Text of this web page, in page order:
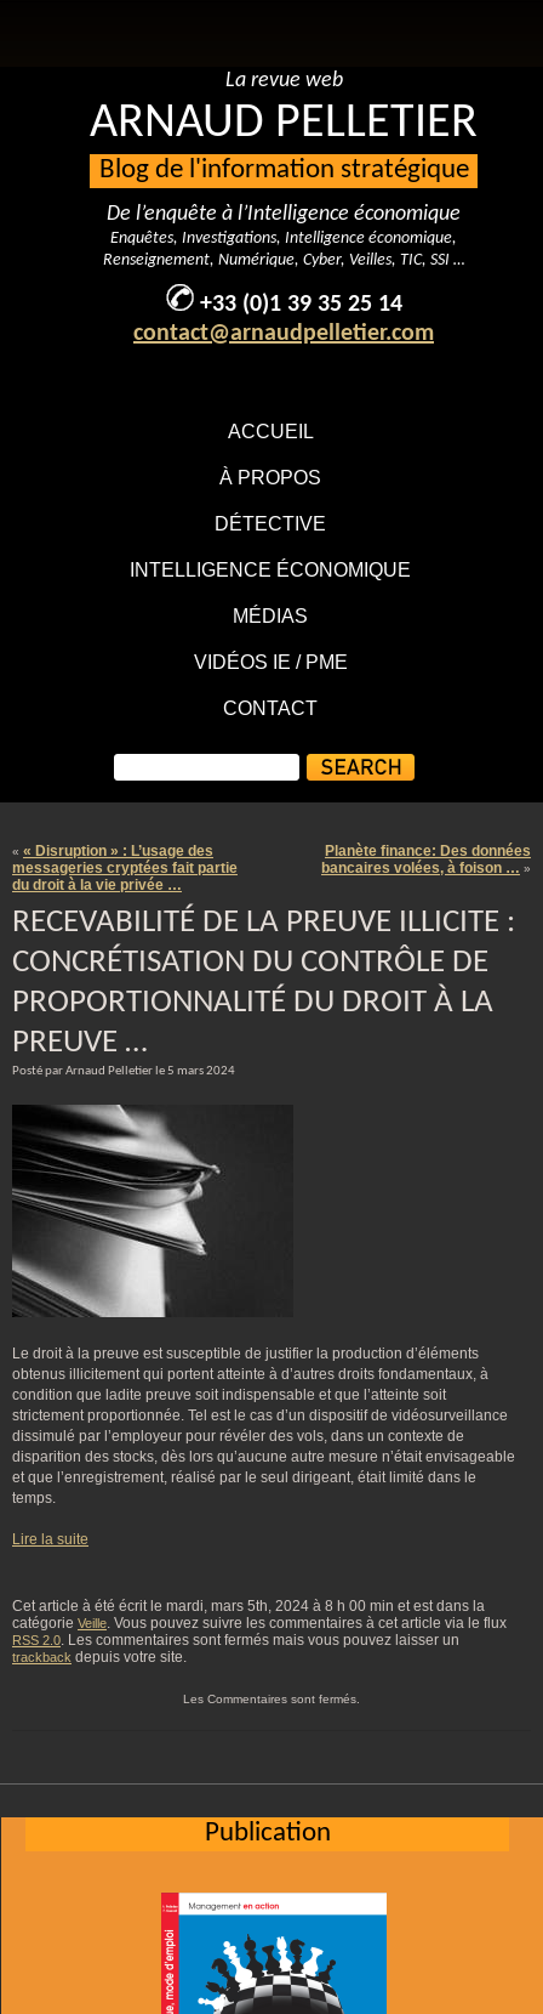
ACCUEIL
À PROPOS
DÉTECTIVE
INTELLIGENCE ÉCONOMIQUE
MÉDIAS
VIDÉOS IE / PME
CONTACT
La revue web
ARNAUD PELLETIER
Blog de l'information stratégique
De l’enquête à l’Intelligence économique
Enquêtes, Investigations, Intelligence économique,
Renseignement, Numérique, Cyber, Veilles, TIC, SSI …
+33 (0)1 39 35 25 14
contact@arnaudpelletier.com
« « Disruption » : L’usage des
messageries cryptées fait partie
du droit à la vie privée …
Planète finance: Des données
bancaires volées, à foison … »
RECEVABILITÉ DE LA PREUVE ILLICITE :
CONCRÉTISATION DU CONTRÔLE DE
PROPORTIONNALITÉ DU DROIT À LA
PREUVE …
Posté par Arnaud Pelletier le 5 mars 2024
Le droit à la preuve est susceptible de justifier la production d’éléments
obtenus illicitement qui portent atteinte à d’autres droits fondamentaux, à
condition que ladite preuve soit indispensable et que l’atteinte soit
strictement proportionnée. Tel est le cas d’un dispositif de vidéosurveillance
dissimulé par l’employeur pour révéler des vols, dans un contexte de
disparition des stocks, dès lors qu’aucune autre mesure n’était envisageable
et que l’enregistrement, réalisé par le seul dirigeant, était limité dans le
temps.
Lire la suite
Cet article à été écrit le mardi, mars 5th, 2024 à 8 h 00 min et est dans la
catégorie Veille. Vous pouvez suivre les commentaires à cet article via le flux
RSS 2.0. Les commentaires sont fermés mais vous pouvez laisser un
trackback depuis votre site.
Les Commentaires sont fermés.
Publication